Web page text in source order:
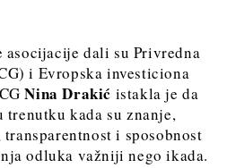
asocijacije dali su Privredna
i Evropska investiciona
Nina Drakić istakla je da
kada su znanje,
i sposobnost
odluka važniji nego ikada.